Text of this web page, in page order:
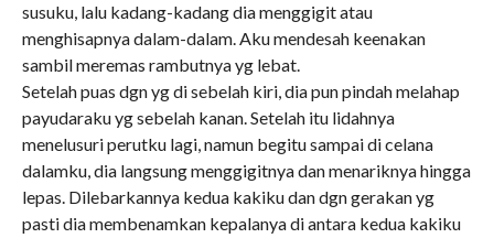
susuku, lalu kadang-kadang dia menggigit atau
menghisapnya dalam-dalam. Aku mendesah keenakan
sambil meremas rambutnya yg lebat.
Setelah puas dgn yg di sebelah kiri, dia pun pindah melahap
payudaraku yg sebelah kanan. Setelah itu lidahnya
menelusuri perutku lagi, namun begitu sampai di celana
dalamku, dia langsung menggigitnya dan menariknya hingga
lepas. Dilebarkannya kedua kakiku dan dgn gerakan yg
pasti dia membenamkan kepalanya di antara kedua kakiku